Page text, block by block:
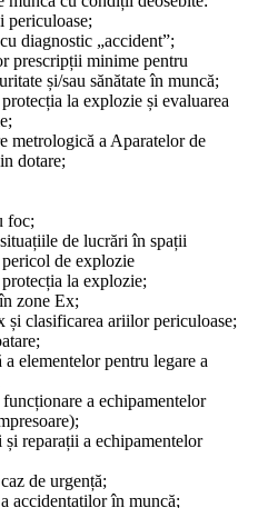
periculoase;
diagnostic „accident”;
prescripții minime pentru
și/sau sănătate în muncă;
la explozie și evaluarea
metrologică a Aparatelor de
dotare;
foc;
de lucrări în spații
de explozie
la explozie;
zone Ex;
și clasificarea ariilor periculoase;
elementelor pentru legare a
a echipamentelor
reparații a echipamentelor
de urgență;
accidentaților în muncă;